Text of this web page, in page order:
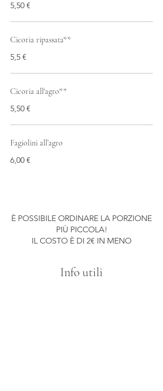
5,50 €
Cicoria ripassata**
5,5 €
Cicoria all'agro**
5,50 €
Fagiolini all’agro
6,00 €
È POSSIBILE ORDINARE LA PORZIONE
PIÙ PICCOLA!
IL COSTO È DI 2€ IN MENO
Info utili